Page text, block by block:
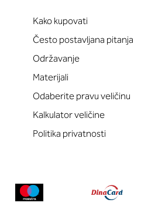
Kako kupovati
Često postavljana pitanja
Održavanje
Materijali
Odaberite pravu veličinu
Kalkulator veličine
Politika privatnosti